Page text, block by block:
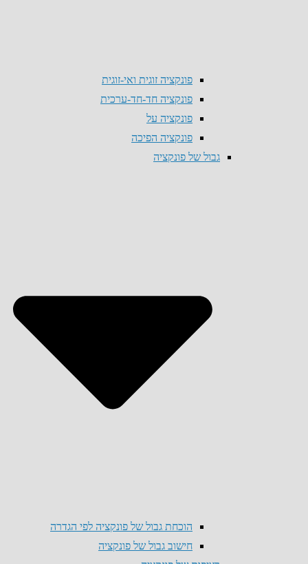
פונקציה זוגית ואי-זוגית
פונקציה חד-חד-ערכית
פונקציה על
פונקציה הפיכה
גבול של פונקציה
הוכחת גבול של פונקציה לפי הגדרה
חישוב גבול של פונקציה